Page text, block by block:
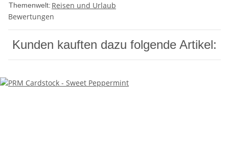
Themenwelt: Reisen und Urlaub
Bewertungen
Kunden kauften dazu folgende Artikel: